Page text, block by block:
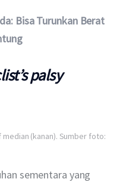
Bisa Turunkan Berat
palsy
(kanan). Sumber foto:
sementara yang